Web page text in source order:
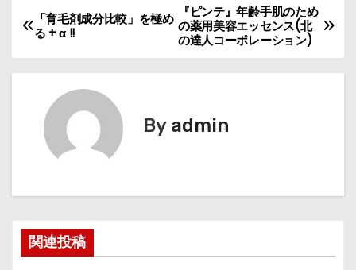
投
ビ
ゲ
シ
ョ
『ピンテ』年齢手肌のため
の薬用美容エッセンス(北
の達人コーポレーション)
「育毛剤成分比較」を極め
る + α !!
By admin
関連投稿